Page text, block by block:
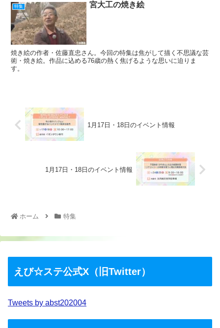
特集 宮大工の焼き絵
焼き絵の作者・佐藤直忠さん。今回の特集は焦がして描く不思議な芸
術・焼き絵。作品に込める76歳の熱く焦げるような思いに迫りま
す。
1月17日・18日のイベント情報
1月17日・18日のイベント情報
ホーム 特集
えび☆ステ公式X（旧Twitter）
Tweets by abst202004